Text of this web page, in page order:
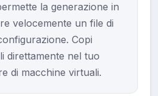
la generazione in
velocemente un file di
Copi
direttamente nel tuo
di macchine virtuali.